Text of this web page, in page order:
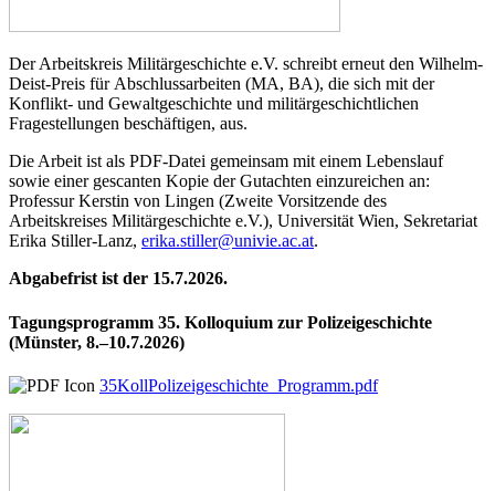
Der Arbeitskreis Militärgeschichte e.V. schreibt erneut den Wilhelm-
Deist-Preis für Abschlussarbeiten (MA, BA), die sich mit der
Konflikt- und Gewaltgeschichte und militärgeschichtlichen
Fragestellungen beschäftigen, aus.
Die Arbeit ist als PDF-Datei gemeinsam mit einem Lebenslauf
sowie einer gescanten Kopie der Gutachten einzureichen an:
Professur Kerstin von Lingen (Zweite Vorsitzende des
Arbeitskreises Militärgeschichte e.V.), Universität Wien, Sekretariat
Erika Stiller-Lanz, erika.stiller@univie.ac.at.
Abgabefrist ist der 15.7.2026.
Tagungsprogramm 35. Kolloquium zur Polizeigeschichte
(Münster, 8.–10.7.2026)
35KollPolizeigeschichte_Programm.pdf